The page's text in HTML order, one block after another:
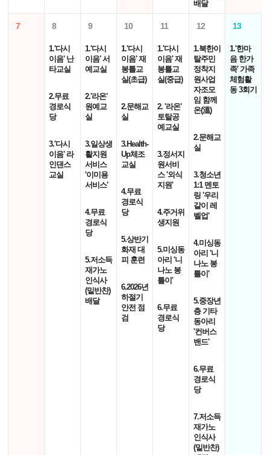
배달
7 8
1.'다시
이음' 난
타교실
2.무료
경로식
당
3.'다시
이음' 라
인댄스
교실
9
1.'다시
이음' 서
예교실
2.'라온'
원예교
실
3.일상생
활지원
서비스
'이미용
서비스'
4.무료
경로식
당
5.저소득
재가노
인식사
(밑반찬)
배달
10
1.'다시
이음' 재
봉틀교
실(초급)
2.문해교
실
3.Health-
Up체조
교실
4.무료
경로식
당
5.상반기
화재 대
피 훈련
6.2026년
하절기
안전 점
검
11
1.'다시
이음' 재
봉틀교
실(중급)
2. '라온'
토탈공
예교실
3.정서지
원서비
스 '외식
지원'
4.주거위
생지원
5.미싱동
아리 '니
나노 봉
틀이'
6.무료
경로식
당
12
1.북한이
탈주민
정착지
원사업
자조모
임 함께
온(溫)
2.문해교
실
3.청소년
1:1 멘토
링 '우리
같이 레
벨업'
4.미싱동
아리 '니
나노 봉
틀이'
5.중장년
층 기타
동아리
'컨버스
밴드'
6.무료
경로식
당
7.저소득
재가노
인식사
(밑반찬)
13
1.'한마
음 한가
족' 가족
체험활
동 3회기